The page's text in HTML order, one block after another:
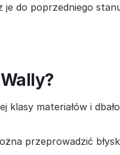
do poprzedniego
klasy materiałów i
przeprowadzić